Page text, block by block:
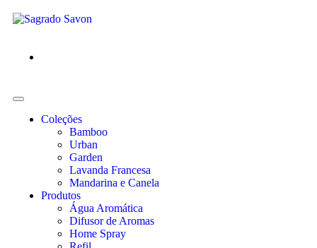
Coleções
Bamboo
Urban
Garden
Lavanda Francesa
Mandarina e Canela
Produtos
Água Aromática
Difusor de Aromas
Home Spray